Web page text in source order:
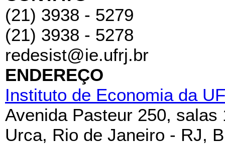
(21) 3938 - 5279
(21) 3938 - 5278
redesist@ie.ufrj.br
ENDEREÇO
Instituto de Economia da
Avenida Pasteur 250, salas
Urca, Rio de Janeiro - RJ,